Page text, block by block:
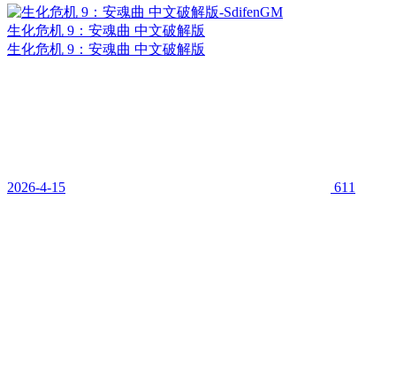
生化危机 9：安魂曲 中文破解版
生化危机 9：安魂曲 中文破解版
2026-4-15 611